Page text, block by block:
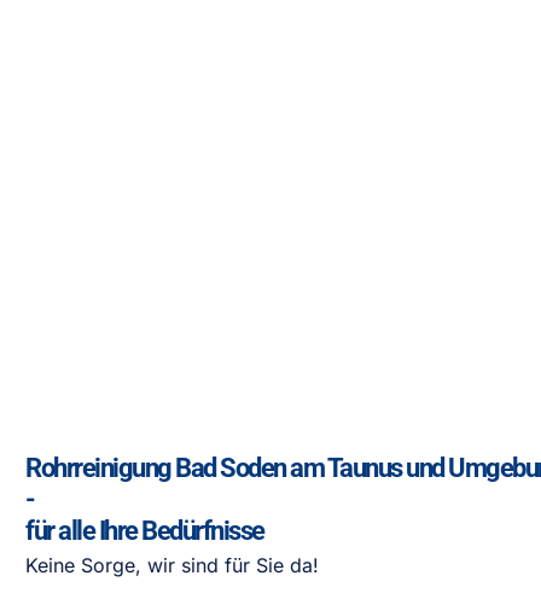
Rohrreinigung Bad Soden am Taunus und
-
für alle Ihre Bedürfnisse
Keine Sorge, wir sind für Sie da!